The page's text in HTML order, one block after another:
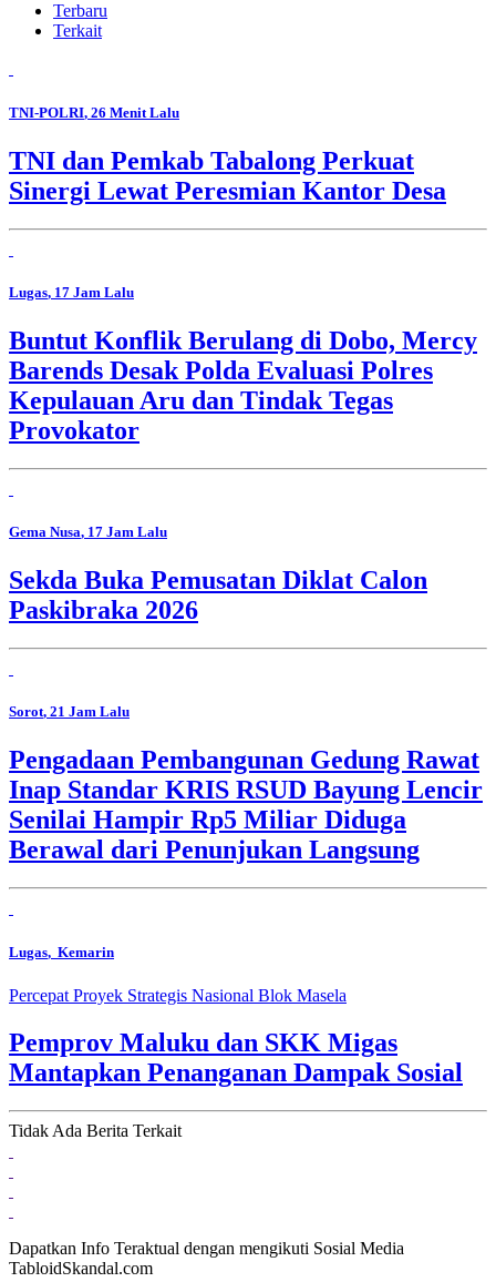
Terbaru
Terkait
TNI-POLRI, 26 Menit Lalu
TNI dan Pemkab Tabalong Perkuat
Sinergi Lewat Peresmian Kantor Desa
Lugas, 17 Jam Lalu
Buntut Konflik Berulang di Dobo, Mercy
Barends Desak Polda Evaluasi Polres
Kepulauan Aru dan Tindak Tegas
Provokator
Gema Nusa, 17 Jam Lalu
Sekda Buka Pemusatan Diklat Calon
Paskibraka 2026
Sorot, 21 Jam Lalu
Pengadaan Pembangunan Gedung Rawat
Inap Standar KRIS RSUD Bayung Lencir
Senilai Hampir Rp5 Miliar Diduga
Berawal dari Penunjukan Langsung
Lugas, Kemarin
Percepat Proyek Strategis Nasional Blok Masela
Pemprov Maluku dan SKK Migas
Mantapkan Penanganan Dampak Sosial
Tidak Ada Berita Terkait
Dapatkan Info Teraktual dengan mengikuti Sosial Media
TabloidSkandal.com